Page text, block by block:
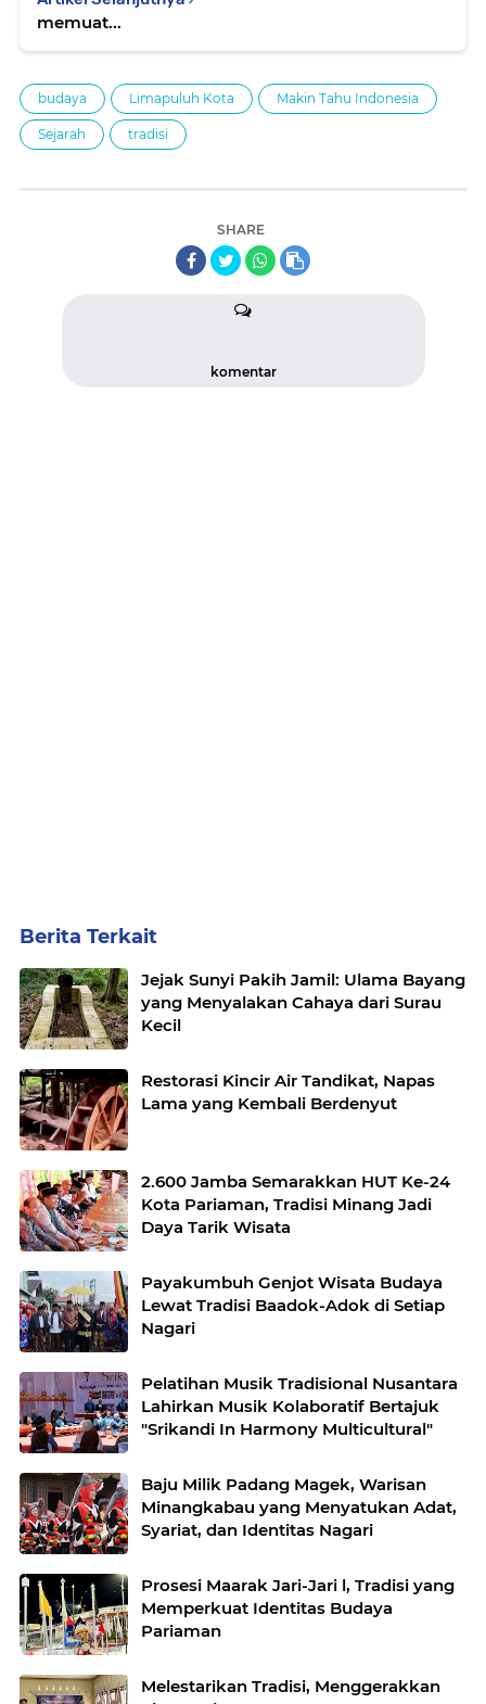
memuat...
budaya Limapuluh Kota Makin Tahu Indonesia
Sejarah tradisi
SHARE
komentar
Berita Terkait
Jejak Sunyi Pakih Jamil: Ulama Bayang
yang Menyalakan Cahaya dari Surau
Kecil
Restorasi Kincir Air Tandikat, Napas
Lama yang Kembali Berdenyut
2.600 Jamba Semarakkan HUT Ke-24
Kota Pariaman, Tradisi Minang Jadi
Daya Tarik Wisata
Payakumbuh Genjot Wisata Budaya
Lewat Tradisi Baadok-Adok di Setiap
Nagari
Pelatihan Musik Tradisional Nusantara
Lahirkan Musik Kolaboratif Bertajuk
"Srikandi In Harmony Multicultural"
Baju Milik Padang Magek, Warisan
Minangkabau yang Menyatukan Adat,
Syariat, dan Identitas Nagari
Prosesi Maarak Jari-Jari l, Tradisi yang
Memperkuat Identitas Budaya
Pariaman
Melestarikan Tradisi, Menggerakkan